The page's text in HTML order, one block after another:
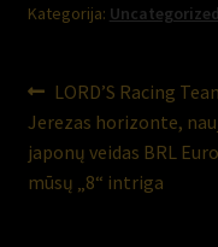
Kategorija: Uncategorized
LORD’S Racing
Jerezas horizonte,
japonų veidas BRL
mūsų „8“ intriga